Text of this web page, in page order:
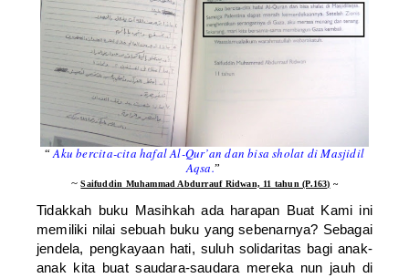
“Aku bercita-cita hafal Al-Qur’an dan bisa sholat di Masjidil
Aqsa.”
~Saifuddin Muhammad Abdurrauf Ridwan, 11 tahun (P.163) ~
Tidakkah buku Masihkah ada harapan Buat Kami ini
memiliki nilai sebuah buku yang sebenarnya? Sebagai
jendela, pengkayaan hati, suluh solidaritas bagi anak-
anak kita buat saudara-saudara mereka nun jauh di